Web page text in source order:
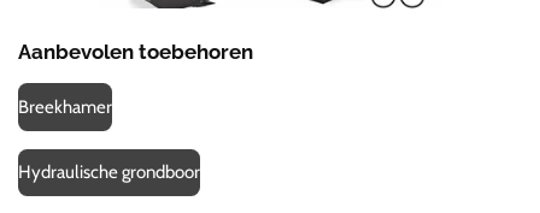
Aanbevolen toebehoren
Breekhamer
Hydraulische grondboor